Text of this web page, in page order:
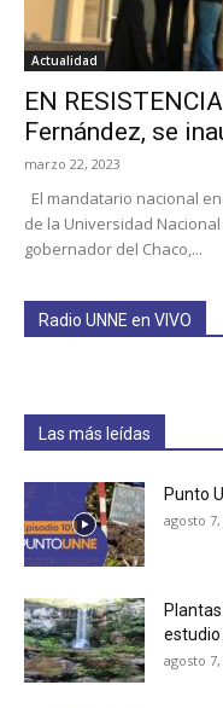
Actualidad
EN
Fernández, se
marzo 22, 2023
El mandatario nacional
de la Universidad
gobernador del Chaco,...
Radio UNNE en VIVO
Las más leídas
Punto
agosto 7,
estudio
agosto 7,